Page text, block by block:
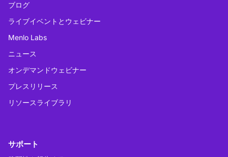
ブログ
ライブイベントとウェビナー
Menlo Labs
ニュース
オンデマンドウェビナー
プレスリリース
リソースライブラリ
サポート